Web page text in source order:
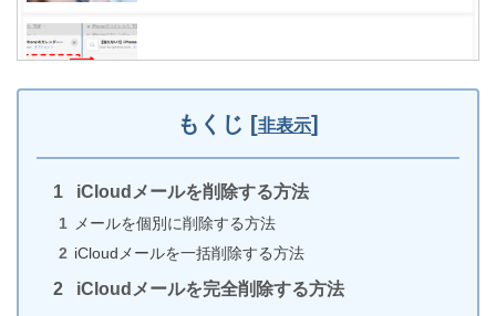
スケア）
もくじ [非表示]
iCloudメールを削除する方法
メールを個別に削除する方法
iCloudメールを一括削除する方法
iCloudメールを完全削除する方法